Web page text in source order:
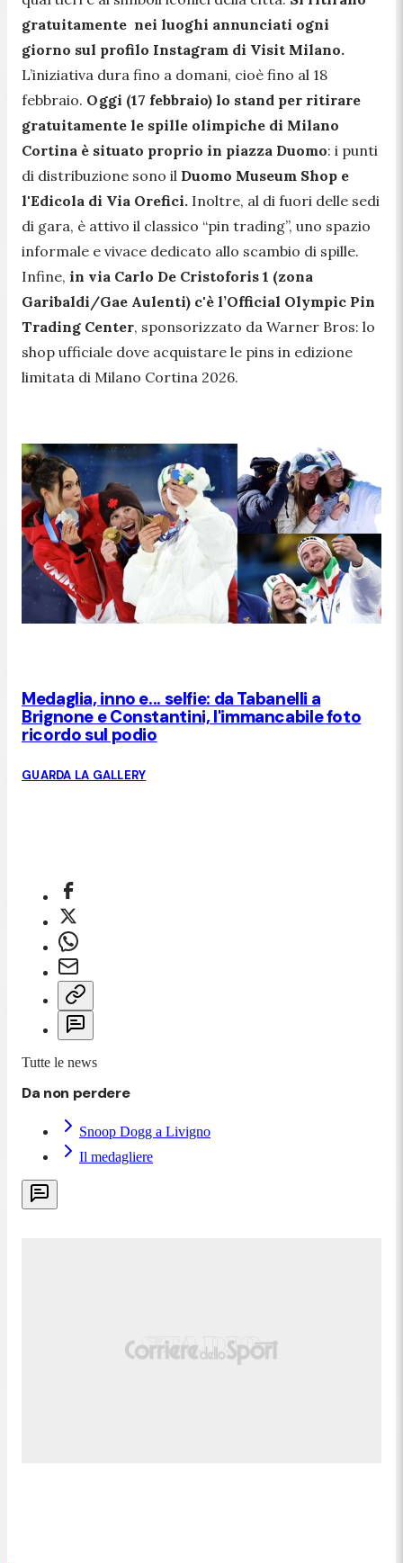
gratuitamente nei luoghi annunciati ogni
giorno sul profilo Instagram di Visit Milano.
L’iniziativa dura fino a domani, cioè fino al 18
febbraio. Oggi (17 febbraio) lo stand per ritirare
gratuitamente le spille olimpiche di Milano
Cortina è situato proprio in piazza Duomo: i punti
di distribuzione sono il Duomo Museum Shop e
l'Edicola di Via Orefici. Inoltre, al di fuori delle sedi
di gara, è attivo il classico “pin trading”, uno spazio
informale e vivace dedicato allo scambio di spille.
Infine, in via Carlo De Cristoforis 1 (zona
Garibaldi/Gae Aulenti) c'è l’Official Olympic Pin
Trading Center, sponsorizzato da Warner Bros: lo
shop ufficiale dove acquistare le pins in edizione
limitata di Milano Cortina 2026.
Medaglia, inno e... selfie: da Tabanelli a
Brignone e Constantini, l'immancabile foto
ricordo sul podio
GUARDA LA GALLERY
Tutte le news
Da non perdere
Snoop Dogg a Livigno
Il medagliere